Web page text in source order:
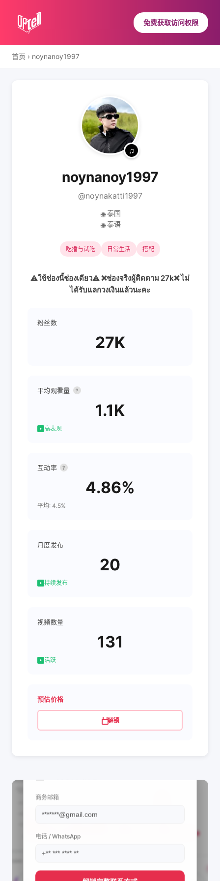
免费获取访问权限
首页 › noynanoy1997
noynanoy1997
@noynakatti1997
🌐 泰国
🌐 泰语
吃播与试吃 日常生活 搭配
⚠️ใช้ช่องนี้ช่องเดียว⚠️ ❌ช่องจริงผู้ติดตาม 27k❌ ไม่
ได้รับแลกวงเงินแล้วนะคะ
粉丝数
27K
平均观看量 ?
1.1K
高表现
互动率 ?
4.86%
平均: 4.5%
月度发布
20
持续发布
视频数量
131
活跃
预估价格
解锁
商务邮箱
电话 / WhatsApp